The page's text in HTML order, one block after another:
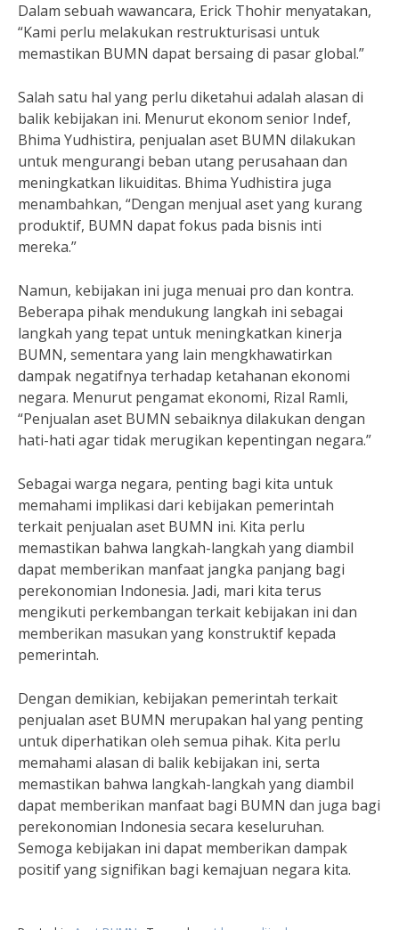
Dalam sebuah wawancara, Erick Thohir menyatakan,
“Kami perlu melakukan restrukturisasi untuk
memastikan BUMN dapat bersaing di pasar global.”
Salah satu hal yang perlu diketahui adalah alasan di
balik kebijakan ini. Menurut ekonom senior Indef,
Bhima Yudhistira, penjualan aset BUMN dilakukan
untuk mengurangi beban utang perusahaan dan
meningkatkan likuiditas. Bhima Yudhistira juga
menambahkan, “Dengan menjual aset yang kurang
produktif, BUMN dapat fokus pada bisnis inti
mereka.”
Namun, kebijakan ini juga menuai pro dan kontra.
Beberapa pihak mendukung langkah ini sebagai
langkah yang tepat untuk meningkatkan kinerja
BUMN, sementara yang lain mengkhawatirkan
dampak negatifnya terhadap ketahanan ekonomi
negara. Menurut pengamat ekonomi, Rizal Ramli,
“Penjualan aset BUMN sebaiknya dilakukan dengan
hati-hati agar tidak merugikan kepentingan negara.”
Sebagai warga negara, penting bagi kita untuk
memahami implikasi dari kebijakan pemerintah
terkait penjualan aset BUMN ini. Kita perlu
memastikan bahwa langkah-langkah yang diambil
dapat memberikan manfaat jangka panjang bagi
perekonomian Indonesia. Jadi, mari kita terus
mengikuti perkembangan terkait kebijakan ini dan
memberikan masukan yang konstruktif kepada
pemerintah.
Dengan demikian, kebijakan pemerintah terkait
penjualan aset BUMN merupakan hal yang penting
untuk diperhatikan oleh semua pihak. Kita perlu
memahami alasan di balik kebijakan ini, serta
memastikan bahwa langkah-langkah yang diambil
dapat memberikan manfaat bagi BUMN dan juga bagi
perekonomian Indonesia secara keseluruhan.
Semoga kebijakan ini dapat memberikan dampak
positif yang signifikan bagi kemajuan negara kita.